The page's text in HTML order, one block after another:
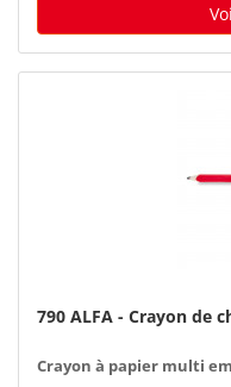
790 ALFA - Crayon de
Crayon à papier multi